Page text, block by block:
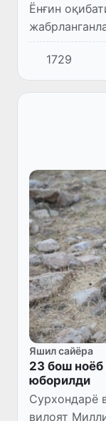
Ёнғин
1729
Яшил сайёра
23 бош ноёб
юборилди
Сурхондарё
вилоят